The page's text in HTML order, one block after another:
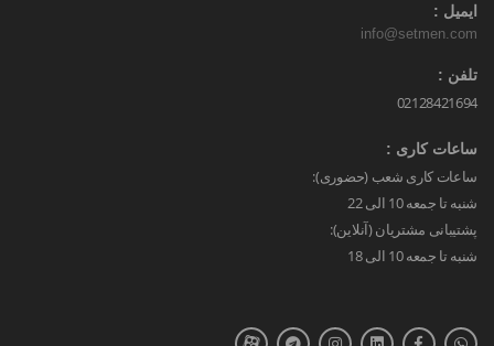
ایمیل :
info@setmen.com
تلفن :
02128421694
ساعات کاری :
ساعات کاری شعب (حضوری):
شنبه تا جمعه 10 الی 22
پشتیبانی مشتریان (آنلاین):
شنبه تا جمعه 10 الی 18